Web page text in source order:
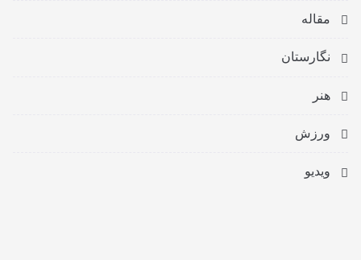
مقاله
نگارستان
هنر
ورزش
ویدیو